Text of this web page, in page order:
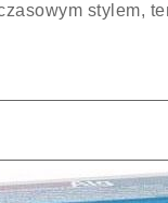
stylem,